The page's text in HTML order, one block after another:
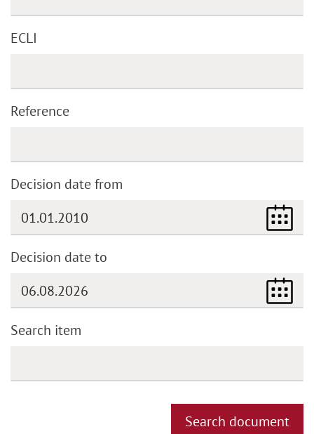
ECLI
Reference
Decision date from
Decision date to
Search item
Search document